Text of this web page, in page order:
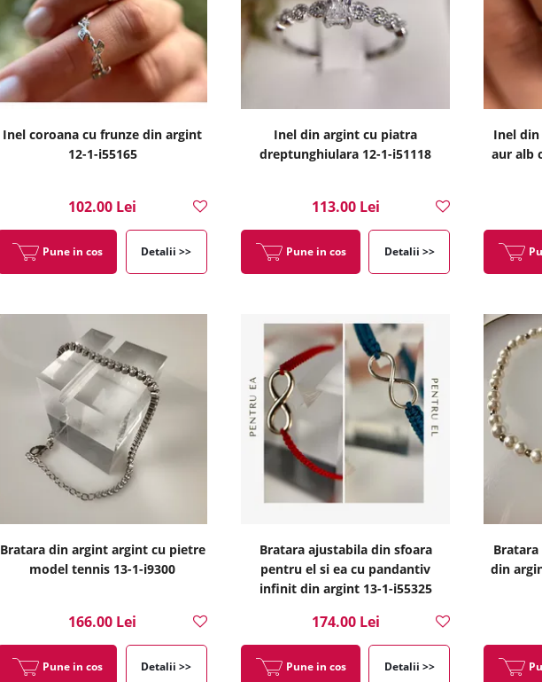
Inel coroana cu frunze din argint
12-1-i55165
102.00 Lei
Pune in cos Detalii >>
Inel din argint cu piatra
dreptunghiulara 12-1-i51118
113.00 Lei
Pune in cos Detalii >>
Inel din
aur alb
Bratara din argint argint cu pietre
model tennis 13-1-i9300
166.00 Lei
Pune in cos Detalii >>
Bratara ajustabila din sfoara
pentru el si ea cu pandantiv
infinit din argint 13-1-i55325
174.00 Lei
Pune in cos Detalii >>
din